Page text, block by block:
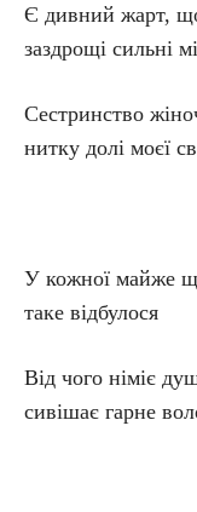
Є дивний жарт,
заздрощі сильні
Сестринство
нитку долі моєї
У кожної майже
таке відбулося
Від чого німіє
сивішає гарне